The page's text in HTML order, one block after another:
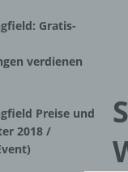
Gratis-
verdienen
Preise und
2018 /